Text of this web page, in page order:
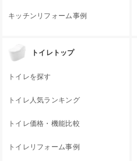
キッチンリフォーム事例
トイレトップ
トイレを探す
トイレ人気ランキング
トイレ価格・機能比較
トイレリフォーム事例